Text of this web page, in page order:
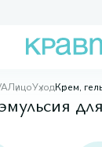
ЛицоУходКрем,